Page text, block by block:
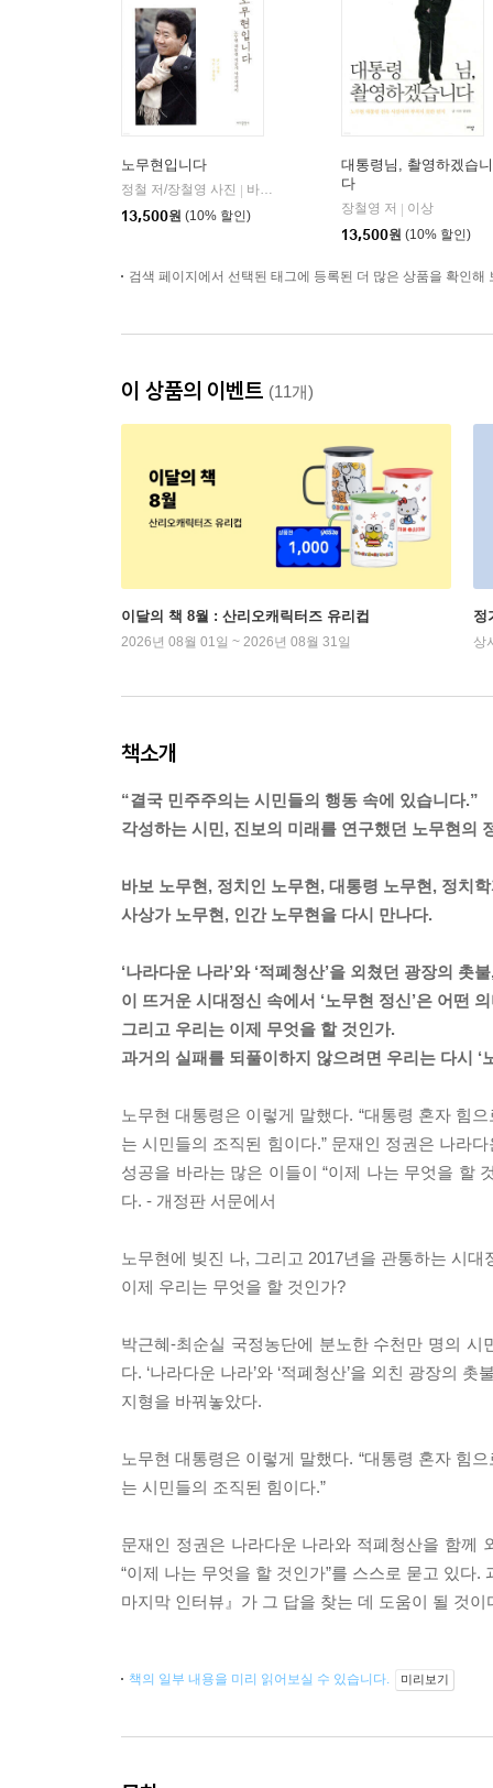
노무현입니다
정철 저/장철영 사진
바다출판사
13,500원 (10% 할인)
대통령님, 촬영하겠습니
다
장철영 저
이상
13,500원 (10% 할인)
검색 페이지에서 선택된 태그에 등록된 더 많은 상품을 확인해
이 상품의 이벤트 (11개)
이달의 책 8월 : 산리오캐릭터즈 유리컵
2026년 08월 01일 ~ 2026년 08월 31일
정
상
책소개
“결국 민주주의는 시민들의 행동 속에 있습니다.”
각성하는 시민, 진보의 미래를 연구했던 노무현의
바보 노무현, 정치인 노무현, 대통령 노무현, 정치
사상가 노무현, 인간 노무현을 다시 만나다.
‘나라다운 나라’와 ‘적폐청산’을 외쳤던 광장의 촛
이 뜨거운 시대정신 속에서 ‘노무현 정신’은 어떤
그리고 우리는 이제 무엇을 할 것인가.
과거의 실패를 되풀이하지 않으려면 우리는 다시 ‘
노무현 대통령은 이렇게 말했다. “대통령 혼자 힘
는 시민들의 조직된 힘이다.” 문재인 정권은 나라
성공을 바라는 많은 이들이 “이제 나는 무엇을 할
다. - 개정판 서문에서
노무현에 빚진 나, 그리고 2017년을 관통하는 시대
이제 우리는 무엇을 할 것인가?
박근혜-최순실 국정농단에 분노한 수천만 명의
다. ‘나라다운 나라’와 ‘적폐청산’을 외친 광장의
지형을 바꿔놓았다.
노무현 대통령은 이렇게 말했다. “대통령 혼자 힘
는 시민들의 조직된 힘이다.”
문재인 정권은 나라다운 나라와 적폐청산을 함께
“이제 나는 무엇을 할 것인가”를 스스로 묻고 있다
마지막 인터뷰』가 그 답을 찾는 데 도움이 될 것이
책의 일부 내용을 미리 읽어보실 수 있습니다. 미리보기